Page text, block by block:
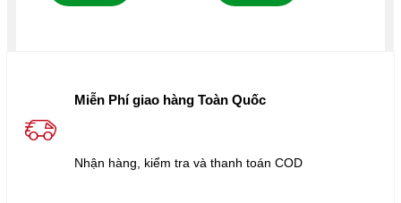
Miễn Phí giao hàng Toàn Quốc
Nhận hàng, kiểm tra và thanh toán COD